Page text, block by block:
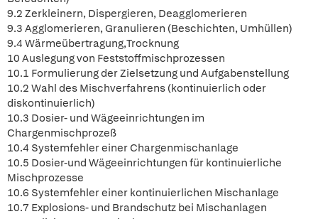
9.2 Zerkleinern, Dispergieren, Deagglomerieren
9.3 Agglomerieren, Granulieren (Beschichten, Umhüllen)
9.4 Wärmeübertragung,Trocknung
10 Auslegung von Feststoffmischprozessen
10.1 Formulierung der Zielsetzung und Aufgabenstellung
10.2 Wahl des Mischverfahrens (kontinuierlich oder
diskontinuierlich)
10.3 Dosier- und Wägeeinrichtungen im
Chargenmischprozeß
10.4 Systemfehler einer Chargenmischanlage
10.5 Dosier-und Wägeeinrichtungen für kontinuierliche
Mischprozesse
10.6 Systemfehler einer kontinuierlichen Mischanlage
10.7 Explosions- und Brandschutz bei Mischanlagen